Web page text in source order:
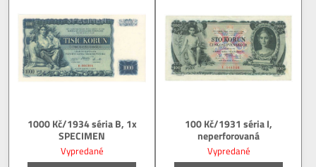
1000 Kč/1934 séria B, 1x
SPECIMEN
Vypredané
100 Kč/1931 séria I,
neperforovaná
Vypredané